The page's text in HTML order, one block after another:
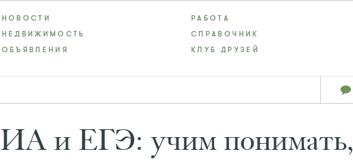
НОВОСТИ
РАБОТА
НЕДВИЖИМОСТЬ
СПРАВОЧНИК
ОБЪЯВЛЕНИЯ
КЛУБ ДРУЗЕЙ
и ЕГЭ: учим понимать,